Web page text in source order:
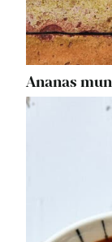
Ananas